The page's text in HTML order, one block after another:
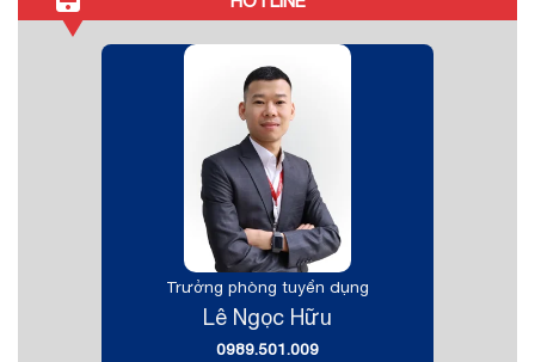
Trưởng phòng tuyển dụng
Lê Ngọc Hữu
0989.501.009